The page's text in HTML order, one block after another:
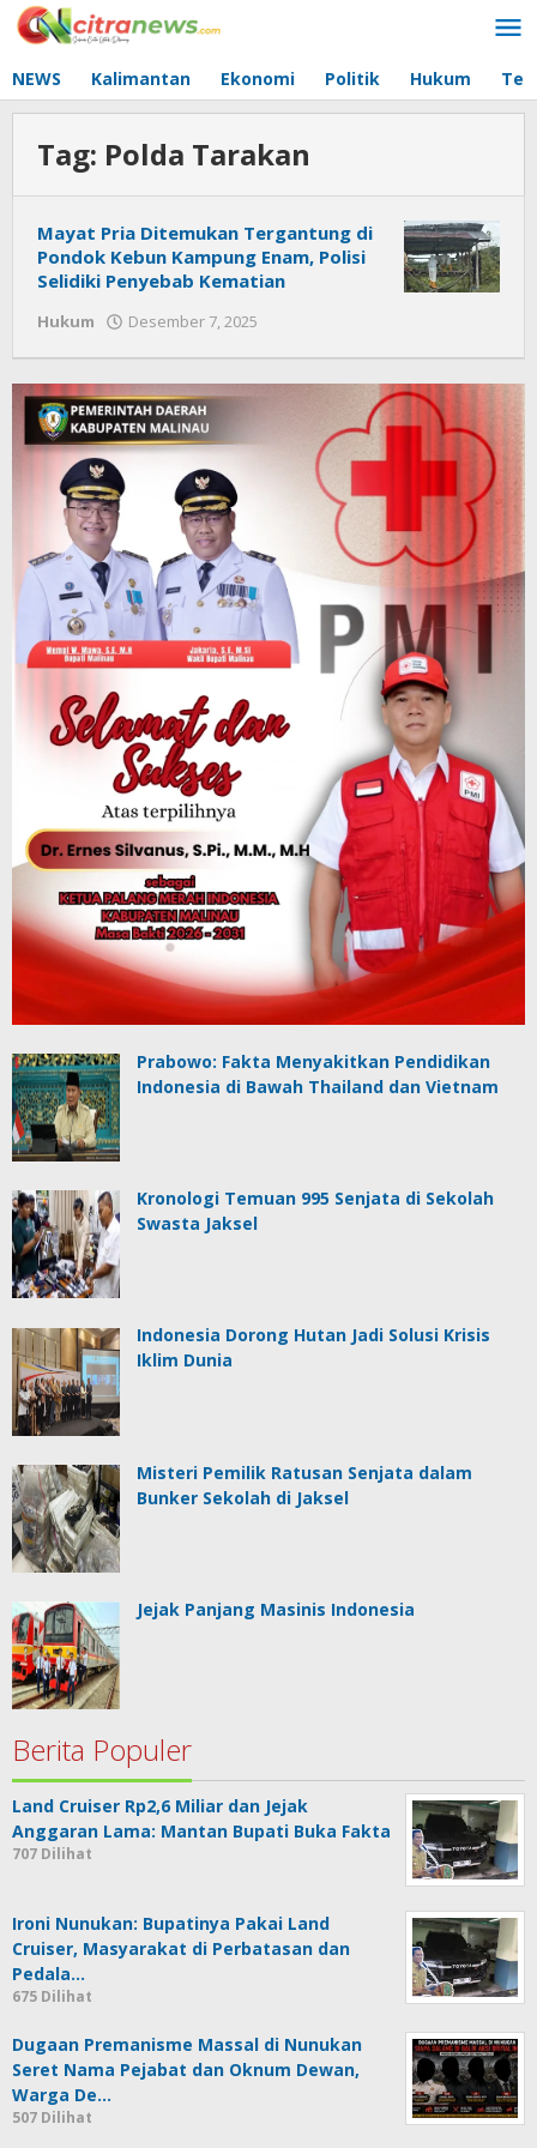
Lewati
ke
NEWS Kalimantan Ekonomi Politik Hukum
Tag: Polda Tarakan
Mayat Pria Ditemukan Tergantung di
Pondok Kebun Kampung Enam, Polisi
Selidiki Penyebab Kematian
Hukum Desember 7, 2025
Prabowo: Fakta Menyakitkan Pendidikan
Indonesia di Bawah Thailand dan Vietnam
Kronologi Temuan 995 Senjata di Sekolah
Swasta Jaksel
Indonesia Dorong Hutan Jadi Solusi Krisis
Iklim Dunia
Misteri Pemilik Ratusan Senjata dalam
Bunker Sekolah di Jaksel
Jejak Panjang Masinis Indonesia
Berita Populer
Land Cruiser Rp2,6 Miliar dan Jejak
Anggaran Lama: Mantan Bupati Buka Fakta
707 Dilihat
Ironi Nunukan: Bupatinya Pakai Land
Cruiser, Masyarakat di Perbatasan dan
Pedala…
675 Dilihat
Dugaan Premanisme Massal di Nunukan
Seret Nama Pejabat dan Oknum Dewan,
Warga De…
507 Dilihat